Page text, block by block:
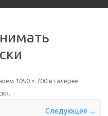
1050 × 700 в галерее
.
Следующее →